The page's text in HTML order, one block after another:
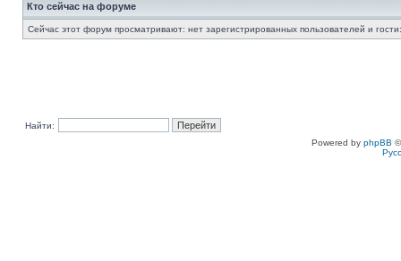
Кто сейчас на форуме
Сейчас этот форум просматривают: нет зарегистрированных пользователей и
Найти:
Powered by phpBB